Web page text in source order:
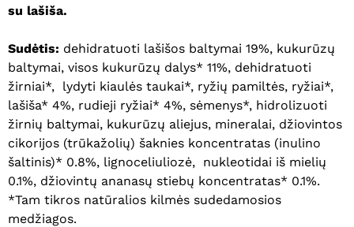
su lašiša.
Sudėtis: dehidratuoti lašišos baltymai 19%, kukurūzų
baltymai, visos kukurūzų dalys* 11%, dehidratuoti
žirniai*, lydyti kiaulės taukai*, ryžių pamiltės, ryžiai*,
lašiša* 4%, rudieji ryžiai* 4%, sėmenys*, hidrolizuoti
žirnių baltymai, kukurūzų aliejus, mineralai, džiovintos
cikorijos (trūkažolių) šaknies koncentratas (inulino
šaltinis)* 0.8%, lignoceliuliozė, nukleotidai iš mielių
0.1%, džiovintų ananasų stiebų koncentratas* 0.1%.
*Tam tikros natūralios kilmės sudedamosios
medžiagos.